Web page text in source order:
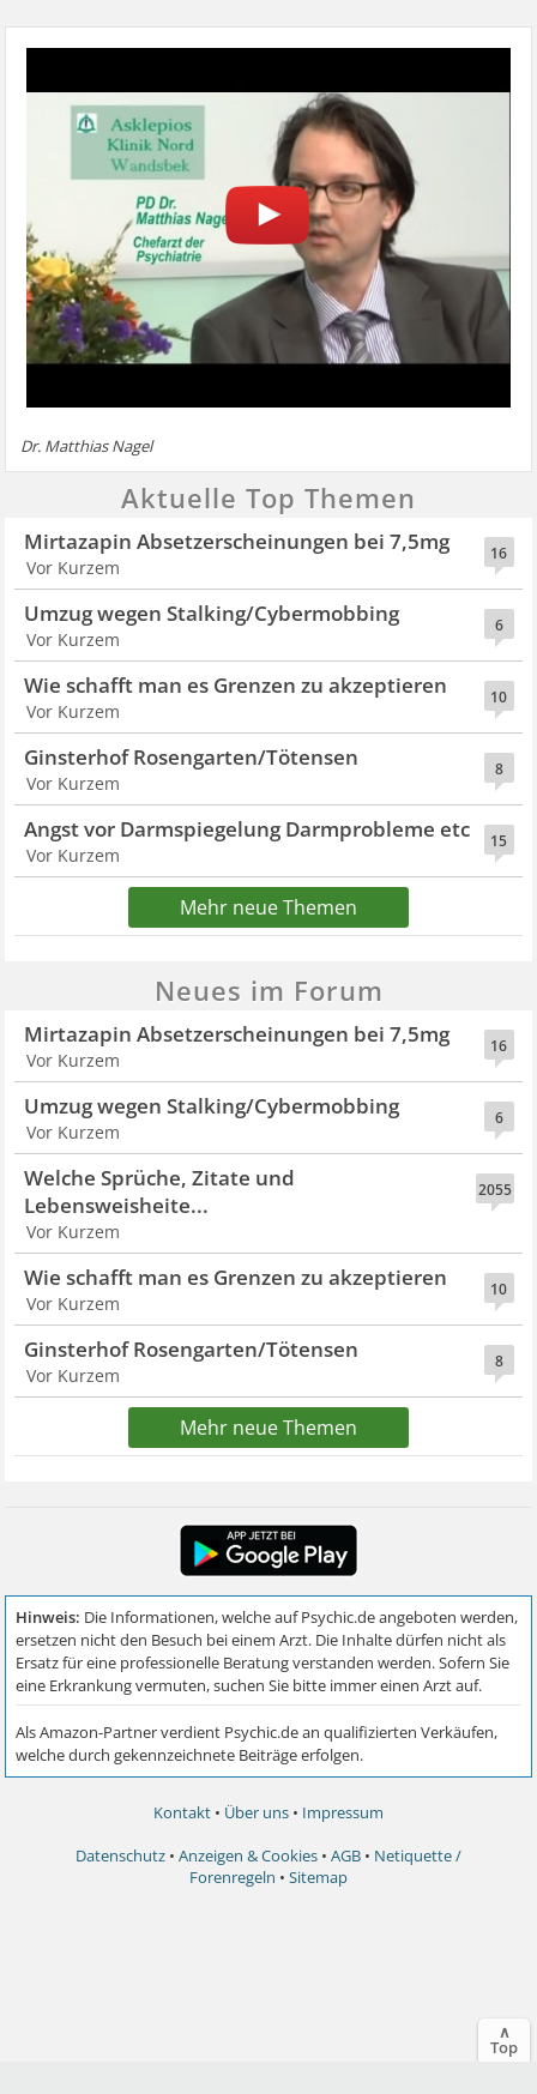
Dr. Matthias Nagel
Aktuelle Top Themen
16
Mirtazapin Absetzerscheinungen bei 7,5mg
Vor Kurzem
6
Umzug wegen Stalking/Cybermobbing
Vor Kurzem
10
Wie schafft man es Grenzen zu akzeptieren
Vor Kurzem
8
Ginsterhof Rosengarten/Tötensen
Vor Kurzem
15
Angst vor Darmspiegelung Darmprobleme etc
Vor Kurzem
Mehr neue Themen
Neues im Forum
16
Mirtazapin Absetzerscheinungen bei 7,5mg
Vor Kurzem
6
Umzug wegen Stalking/Cybermobbing
Vor Kurzem
2055
Welche Sprüche, Zitate und
Lebensweisheite...
Vor Kurzem
10
Wie schafft man es Grenzen zu akzeptieren
Vor Kurzem
8
Ginsterhof Rosengarten/Tötensen
Vor Kurzem
Mehr neue Themen
Kontakt • Über uns • Impressum
Datenschutz • Anzeigen & Cookies • AGB • Netiquette /
Forenregeln • Sitemap
∧
Top